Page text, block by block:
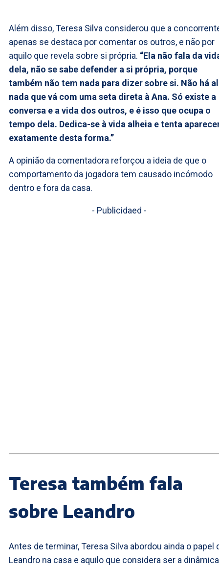
Além disso, Teresa Silva considerou que a
apenas se destaca por comentar os outros, e não por
aquilo que revela sobre si própria. “Ela não fala da
dela, não se sabe defender a si própria, porque
também não tem nada para dizer sobre si. Não há
nada que vá com uma seta direta à Ana. Só existe a
conversa e a vida dos outros, e é isso que ocupa o
tempo dela. Dedica-se à vida alheia e tenta
exatamente desta forma.”
A opinião da comentadora reforçou a ideia de que o
comportamento da jogadora tem causado incómodo
dentro e fora da casa.
- Publicidaed -
Teresa também fala
sobre Leandro
Antes de terminar, Teresa Silva abordou ainda o papel
Leandro na casa e aquilo que considera ser a